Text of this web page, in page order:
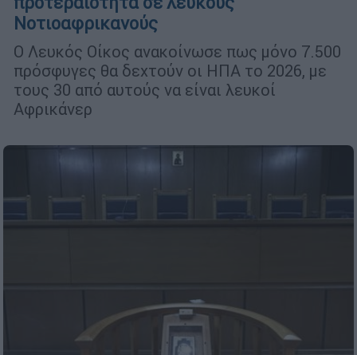
Νοτιοαφρικανούς
Ο Λευκός Οίκος ανακοίνωσε πως μόνο 7.500
πρόσφυγες θα δεχτούν οι ΗΠΑ το 2026, με
τους 30 από αυτούς να είναι λευκοί
Αφρικάνερ